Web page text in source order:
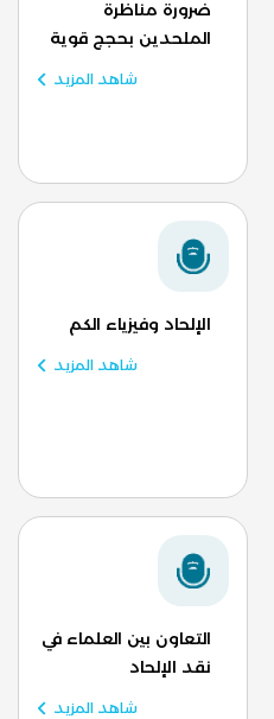
ضرورة مناظرة
الملحدين بحجج قوية
شاهد المزيد
الإلحاد وفيزياء الكم
شاهد المزيد
التعاون بين العلماء في
نقد الإلحاد
شاهد المزيد